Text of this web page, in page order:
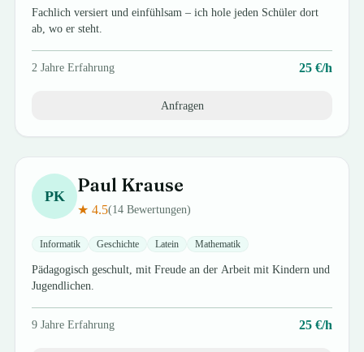
Fachlich versiert und einfühlsam – ich hole jeden Schüler dort
ab, wo er steht.
2 Jahre Erfahrung 25€/h
Anfragen
PK Paul Krause
★4.5(14 Bewertungen)
Informatik Geschichte Latein Mathematik
Pädagogisch geschult, mit Freude an der Arbeit mit Kindern und
Jugendlichen.
9 Jahre Erfahrung 25€/h